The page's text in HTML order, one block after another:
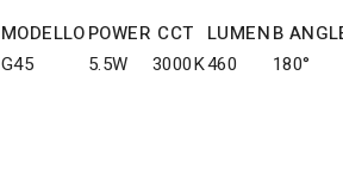
MODELLOPOWER CCT LUMENB
G45
5.5W 3000K460 180°